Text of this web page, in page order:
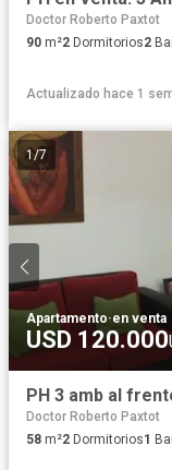
Doctor Roberto Paxtot
90 m²2 Dormitorios2
Actualizado hace 1
1/7
Apartamento·en venta
USD 120.000
PH 3 amb al
Doctor Roberto Paxtot
58 m²2 Dormitorios1